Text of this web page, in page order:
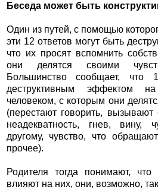
Беседа может быть
Один из путей, с помощью
эти 12 ответов могут быть
что их просят вспомнить
они делятся своими
Большинство сообщает, что
деструктивным эффектом
человеком, с которым они
(перестают говорить, вызывают
неадекватность, гнев, вину,
другому, чувство, что
прочее).
Родителя тогда понимают,
влияют на них, они, возможно,